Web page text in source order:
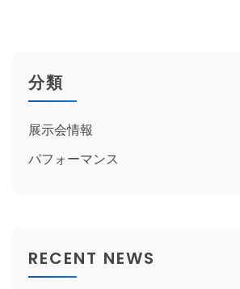
分類
展示会情報
パフォーマンス
RECENT NEWS